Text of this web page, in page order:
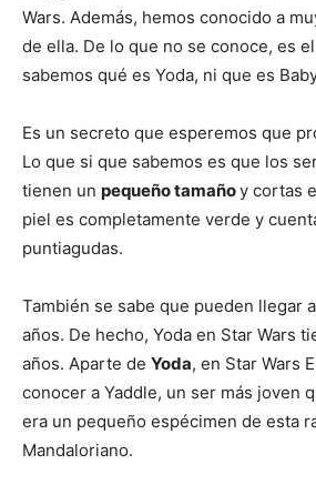
Wars. Además, hemos conocido a
de ella. De lo que no se conoce, es
sabemos qué es Yoda, ni que es
Es un secreto que esperemos que
Lo que si que sabemos es que los
tienen un pequeño tamañoy cortas
piel es completamente verde y
puntiagudas.
También se sabe que pueden llegar
años. De hecho, Yoda en Star Wars
años. Aparte de Yoda, en Star Wars
conocer a Yaddle, un ser más joven
era un pequeño espécimen de esta
Mandaloriano.